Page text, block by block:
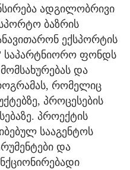
ადგილობრივი
ბაზრის
ექსპორტის
საპარტნიორო ფონდს
და
რომელიც
პროცესების
პროექტის
სააგენტოს
და